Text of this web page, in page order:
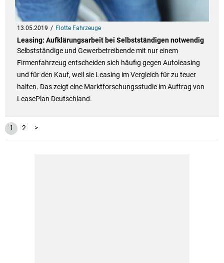
13.05.2019 Flotte Fahrzeuge
Leasing: Aufklärungsarbeit bei Selbstständigen notwendig
Selbstständige und Gewerbetreibende mit nur einem
Firmenfahrzeug entscheiden sich häufig gegen Autoleasing
und für den Kauf, weil sie Leasing im Vergleich für zu teuer
halten. Das zeigt eine Marktforschungsstudie im Auftrag von
LeasePlan Deutschland.
1 2 >